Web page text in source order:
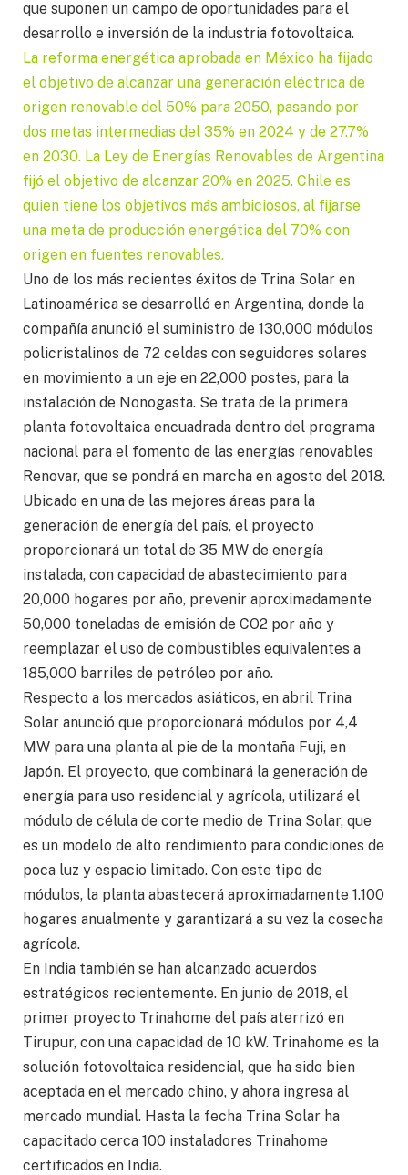
que suponen un campo de oportunidades para el
desarrollo e inversión de la industria fotovoltaica.
La reforma energética aprobada en México ha fijado
el objetivo de alcanzar una generación eléctrica de
origen renovable del 50% para 2050, pasando por
dos metas intermedias del 35% en 2024 y de 27.7%
en 2030. La Ley de Energías Renovables de Argentina
fijó el objetivo de alcanzar 20% en 2025. Chile es
quien tiene los objetivos más ambiciosos, al fijarse
una meta de producción energética del 70% con
origen en fuentes renovables.
Uno de los más recientes éxitos de Trina Solar en
Latinoamérica se desarrolló en Argentina, donde la
compañía anunció el suministro de 130,000 módulos
policristalinos de 72 celdas con seguidores solares
en movimiento a un eje en 22,000 postes, para la
instalación de Nonogasta. Se trata de la primera
planta fotovoltaica encuadrada dentro del programa
nacional para el fomento de las energías renovables
Renovar, que se pondrá en marcha en agosto del 2018.
Ubicado en una de las mejores áreas para la
generación de energía del país, el proyecto
proporcionará un total de 35 MW de energía
instalada, con capacidad de abastecimiento para
20,000 hogares por año, prevenir aproximadamente
50,000 toneladas de emisión de CO2 por año y
reemplazar el uso de combustibles equivalentes a
185,000 barriles de petróleo por año.
Respecto a los mercados asiáticos, en abril Trina
Solar anunció que proporcionará módulos por 4,4
MW para una planta al pie de la montaña Fuji, en
Japón. El proyecto, que combinará la generación de
energía para uso residencial y agrícola, utilizará el
módulo de célula de corte medio de Trina Solar, que
es un modelo de alto rendimiento para condiciones de
poca luz y espacio limitado. Con este tipo de
módulos, la planta abastecerá aproximadamente 1.100
hogares anualmente y garantizará a su vez la cosecha
agrícola.
En India también se han alcanzado acuerdos
estratégicos recientemente. En junio de 2018, el
primer proyecto Trinahome del país aterrizó en
Tirupur, con una capacidad de 10 kW. Trinahome es la
solución fotovoltaica residencial, que ha sido bien
aceptada en el mercado chino, y ahora ingresa al
mercado mundial. Hasta la fecha Trina Solar ha
capacitado cerca 100 instaladores Trinahome
certificados en India.